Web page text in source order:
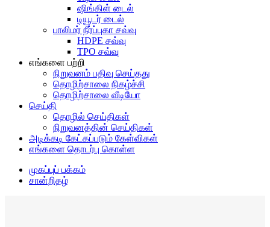
ஷிங்கிள் டைல்
டியூடர் டைல்
பாலிமர் நீர்ப்புகா சவ்வு
HDPE சவ்வு
TPO சவ்வு
எங்களை பற்றி
நிறுவனம் பதிவு செய்தது
தொழிற்சாலை நிகழ்ச்சி
தொழிற்சாலை வீடியோ
செய்தி
தொழில் செய்திகள்
நிறுவனத்தின் செய்திகள்
அடிக்கடி கேட்கப்படும் கேள்விகள்
எங்களை தொடர்பு கொள்ள
முகப்புப் பக்கம்
சான்றிதழ்